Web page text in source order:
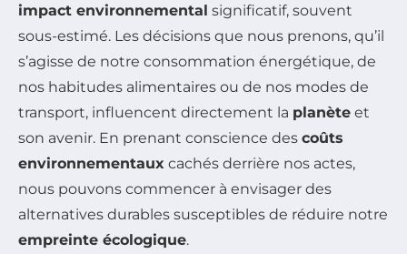
impact environnemental significatif, souvent
sous-estimé. Les décisions que nous prenons, qu’il
s’agisse de notre consommation énergétique, de
nos habitudes alimentaires ou de nos modes de
transport, influencent directement la planète et
son avenir. En prenant conscience des coûts
environnementaux cachés derrière nos actes,
nous pouvons commencer à envisager des
alternatives durables susceptibles de réduire notre
empreinte écologique.